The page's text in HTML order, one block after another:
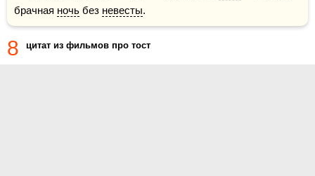
брачная ночь без невесты.
8 цитат из фильмов про тост